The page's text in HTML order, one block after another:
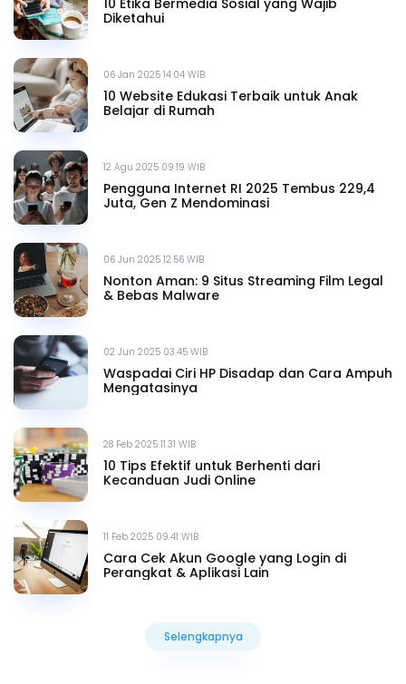
Diketahui
06 Jan 2025 14.04 WIB
10 Website Edukasi Terbaik untuk Anak
Belajar di Rumah
12 Agu 2025 09.19 WIB
Pengguna Internet RI 2025 Tembus 229,4
Juta, Gen Z Mendominasi
06 Jun 2025 12.56 WIB
Nonton Aman: 9 Situs Streaming Film Legal
& Bebas Malware
02 Jun 2025 03.45 WIB
Waspadai Ciri HP Disadap dan Cara Ampuh
Mengatasinya
28 Feb 2025 11.31 WIB
10 Tips Efektif untuk Berhenti dari
Kecanduan Judi Online
11 Feb 2025 09.41 WIB
Cara Cek Akun Google yang Login di
Perangkat & Aplikasi Lain
Selengkapnya